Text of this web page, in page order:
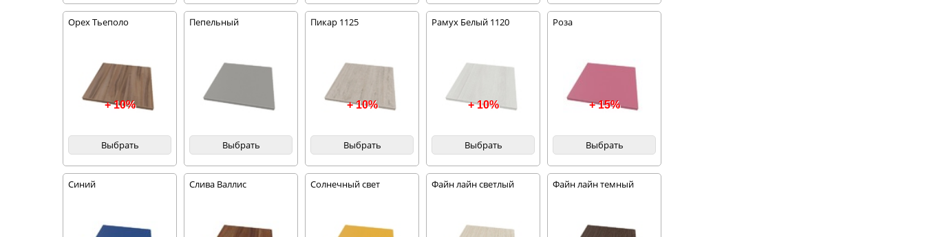
Орех Тьеполо
+ 10%
Выбрать
Пепельный
Выбрать
Пикар 1125
+ 10%
Выбрать
Рамух Белый 1120
+ 10%
Выбрать
Роза
+ 15%
Выбрать
Синий Слива Валлис Солнечный свет Файн лайн светлый Файн лайн темный